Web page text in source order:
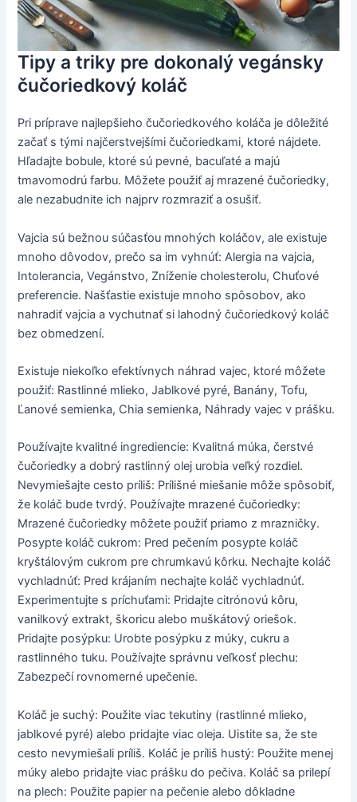
Tipy a triky pre dokonalý vegánsky
čučoriedkový koláč
Pri príprave najlepšieho čučoriedkového koláča je dôležité
začať s tými najčerstvejšími čučoriedkami, ktoré nájdete.
Hľadajte bobule, ktoré sú pevné, bacuľaté a majú
tmavomodrú farbu. Môžete použiť aj mrazené čučoriedky,
ale nezabudnite ich najprv rozmraziť a osušiť.
Vajcia sú bežnou súčasťou mnohých koláčov, ale existuje
mnoho dôvodov, prečo sa im vyhnúť: Alergia na vajcia,
Intolerancia, Vegánstvo, Zníženie cholesterolu, Chuťové
preferencie. Našťastie existuje mnoho spôsobov, ako
nahradiť vajcia a vychutnať si lahodný čučoriedkový koláč
bez obmedzení.
Existuje niekoľko efektívnych náhrad vajec, ktoré môžete
použiť: Rastlinné mlieko, Jablkové pyré, Banány, Tofu,
Ľanové semienka, Chia semienka, Náhrady vajec v prášku.
Používajte kvalitné ingrediencie: Kvalitná múka, čerstvé
čučoriedky a dobrý rastlinný olej urobia veľký rozdiel.
Nevymiešajte cesto príliš: Prílišné miešanie môže spôsobiť,
že koláč bude tvrdý. Používajte mrazené čučoriedky:
Mrazené čučoriedky môžete použiť priamo z mrazničky.
Posypte koláč cukrom: Pred pečením posypte koláč
kryštálovým cukrom pre chrumkavú kôrku. Nechajte koláč
vychladnúť: Pred krájaním nechajte koláč vychladnúť.
Experimentujte s príchuťami: Pridajte citrónovú kôru,
vanilkový extrakt, škoricu alebo muškátový oriešok.
Pridajte posýpku: Urobte posýpku z múky, cukru a
rastlinného tuku. Používajte správnu veľkosť plechu:
Zabezpečí rovnomerné upečenie.
Koláč je suchý: Použite viac tekutiny (rastlinné mlieko,
jablkové pyré) alebo pridajte viac oleja. Uistite sa, že ste
cesto nevymiešali príliš. Koláč je príliš hustý: Použite menej
múky alebo pridajte viac prášku do pečiva. Koláč sa prilepí
na plech: Použite papier na pečenie alebo dôkladne